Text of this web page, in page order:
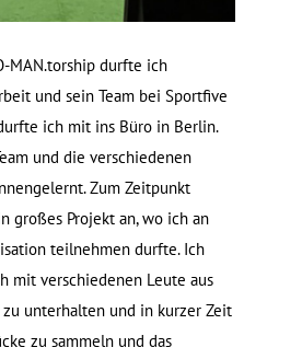
MAN.torship durfte ich
und sein Team bei Sportfive
ich mit ins Büro in Berlin.
und die verschiedenen
Zum Zeitpunkt
großes Projekt an, wo ich an
teilnehmen durfte. Ich
mit verschiedenen Leute aus
unterhalten und in kurzer Zeit
zu sammeln und das